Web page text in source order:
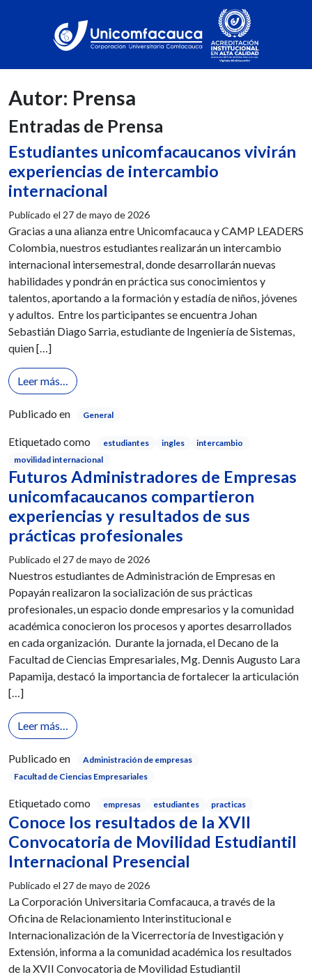
Autor: Prensa
Entradas de Prensa
Estudiantes unicomfacaucanos vivirán
experiencias de intercambio
internacional
Publicado el 27 de mayo de 2026
Gracias a una alianza entre Unicomfacauca y CAMP LEADERS
Colombia, nuestros estudiantes realizarán un intercambio
internacional intersemestral, donde desarrollarán nuevas
habilidades y pondrán en práctica sus conocimientos y
talentos, aportando a la formación y estadía de niños, jóvenes
y adultos. Entre los participantes se encuentra Johan
Sebastián Diago Sarria, estudiante de Ingeniería de Sistemas,
quien […]
Leer más… from Estudiantes unicomfacaucanos vivirán
Publicado en General
Etiquetado como estudiantes ingles
intercambio
movilidad internacional
Futuros Administradores de Empresas
unicomfacaucanos compartieron
experiencias y resultados de sus
prácticas profesionales
Publicado el 27 de mayo de 2026
Nuestros estudiantes de Administración de Empresas en
Popayán realizaron la socialización de sus prácticas
profesionales, un espacio donde empresarios y la comunidad
académica conocieron los procesos y aportes desarrollados
en cada organización. Durante la jornada, el Decano de la
Facultad de Ciencias Empresariales, Mg. Dennis Augusto Lara
Papamija, destacó la importancia de fortalecer la articulación
[…]
Leer más… from Futuros Administradores de Empresas
Publicado en
Administración de empresas
Facultad de Ciencias Empresariales
Etiquetado como empresas estudiantes practicas
Conoce los resultados de la XVII
Convocatoria de Movilidad Estudiantil
Internacional Presencial
Publicado el 27 de mayo de 2026
La Corporación Universitaria Comfacauca, a través de la
Oficina de Relacionamiento Interinstitucional e
Internacionalización de la Vicerrectoría de Investigación y
Extensión, informa a la comunidad académica los resultados
de la XVII Convocatoria de Movilidad Estudiantil